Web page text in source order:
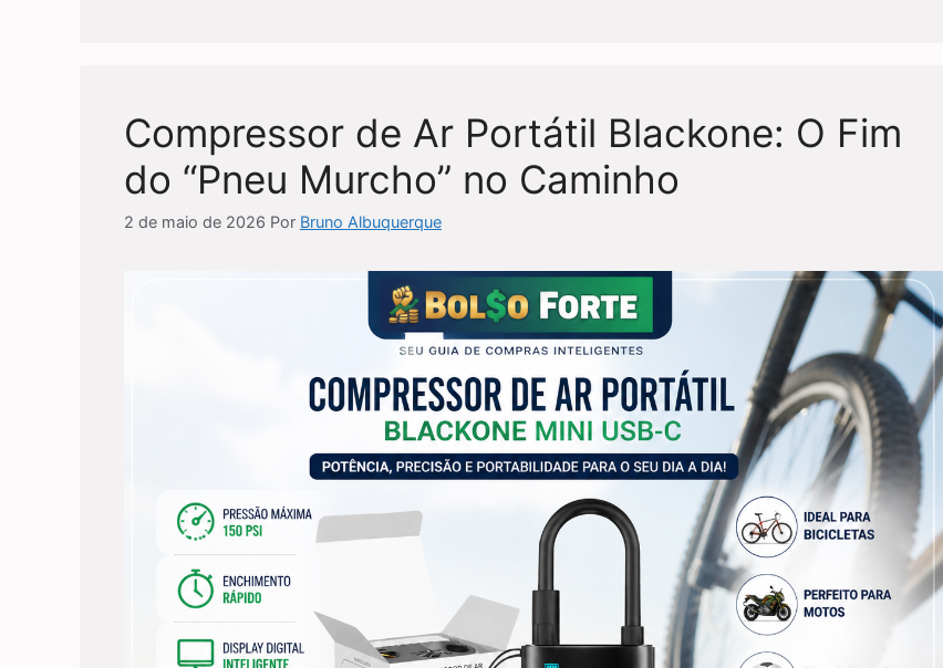
Compressor de Ar Portátil Blackone: O Fim
do “Pneu Murcho” no Caminho
2 de maio de 2026 Por Bruno Albuquerque